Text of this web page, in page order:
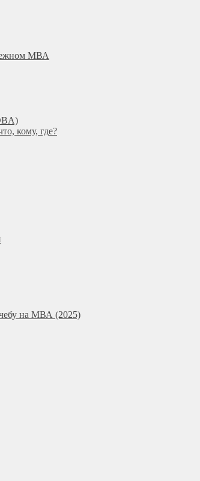
МВА
кому, где?
на МВА (2025)